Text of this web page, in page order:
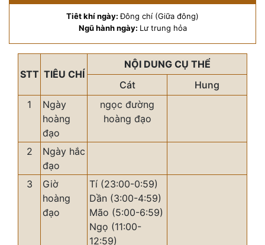
Tiêt khí ngày:Đông chí (Giữa đông)
Ngũ hành ngày: Lư trung hỏa
STT TIÊU CHÍ
NỘI DUNG CỤ THỂ
Cát
Hung
1
Ngày
hoàng
đạo
ngọc đường
hoàng đạo
2
Ngày hắc
đạo
3
Giờ
hoàng
đạo
Tí (23:00-0:59)
Dần (3:00-4:59)
Mão (5:00-6:59)
Ngọ (11:00-
12:59)